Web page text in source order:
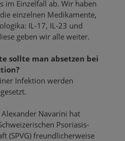
im Einzelfall ab. Wir haben
einzelnen Medikamente,
IL-17, IL-23 und
geben wir alle weiter.
sollte man absetzen bei
Infektion werden
Navarini hat
Psoriasis-
(SPVG) freundlicherweise